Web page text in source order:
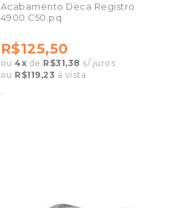
Acabamento Deca Registro
4900.C50.pq
R$125,50
ou 4x de R$31,38 s/ juros
ou R$119,23 à vista